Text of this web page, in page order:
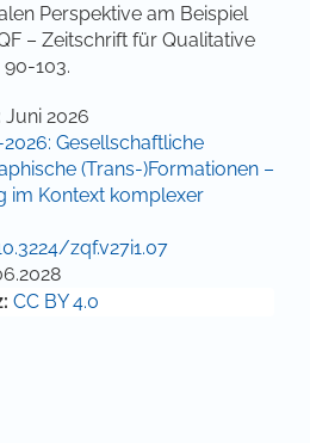
Perspektive am Beispiel
– Zeitschrift für Qualitative
90-103.
Juni 2026
2026: Gesellschaftliche
(Trans-)Formationen –
im Kontext komplexer
zqf.v27i1.07
CC BY 4.0
Jugendhilfestatistik